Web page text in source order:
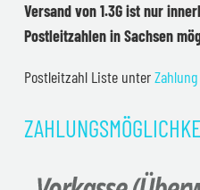
Versand von 1.3G ist nur
Postleitzahlen in Sachsen
Postleitzahl Liste unter